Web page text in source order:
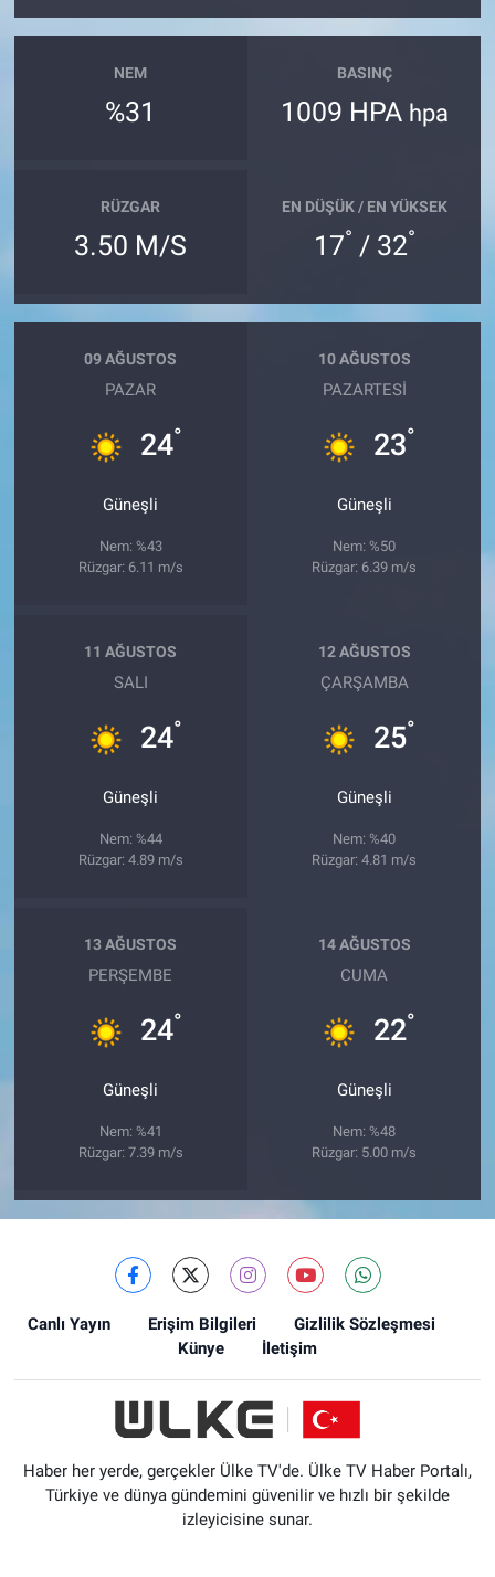
NEM
%31
BASINÇ
1009 HPA hpa
RÜZGAR
3.50 M/S
EN DÜŞÜK / EN YÜKSEK
17° / 32°
09 AĞUSTOS
PAZAR
24°
Güneşli
Nem: %43
Rüzgar: 6.11 m/s
10 AĞUSTOS
PAZARTESI
23°
Güneşli
Nem: %50
Rüzgar: 6.39 m/s
11 AĞUSTOS
SALI
24°
Güneşli
Nem: %44
Rüzgar: 4.89 m/s
12 AĞUSTOS
ÇARŞAMBA
25°
Güneşli
Nem: %40
Rüzgar: 4.81 m/s
13 AĞUSTOS
PERŞEMBE
24°
Güneşli
Nem: %41
Rüzgar: 7.39 m/s
14 AĞUSTOS
CUMA
22°
Güneşli
Nem: %48
Rüzgar: 5.00 m/s
Canlı Yayın Erişim Bilgileri
Gizlilik Sözleşmesi
Künye
İletişim
Haber her yerde, gerçekler Ülke TV'de. Ülke TV Haber Portalı,
Türkiye ve dünya gündemini güvenilir ve hızlı bir şekilde
izleyicisine sunar.